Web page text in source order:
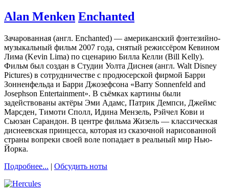
Alan Menken Enchanted
Зачарованная (англ. Enchanted) — американский фэнтезийно-
музыкальный фильм 2007 года, снятый режиссёром Кевином
Лима (Kevin Lima) по сценарию Билла Келли (Bill Kelly).
Фильм был создан в Студии Уолта Диснея (англ. Walt Disney
Pictures) в сотрудничестве с продюсерской фирмой Барри
Зонненфельда и Барри Джозефсона «Barry Sonnenfeld and
Josephson Entertainment». В съёмках картины были
задействованы актёры Эми Адамс, Патрик Демпси, Джеймс
Марсден, Тимоти Сполл, Идина Мензель, Рэйчел Кови и
Сьюзан Сарандон. В центре фильма Жизель — классическая
диснеевская принцесса, которая из сказочной нарисованной
страны вопреки своей воле попадает в реальный мир Нью-
Йорка.
Подробнее... | Обсудить ноты